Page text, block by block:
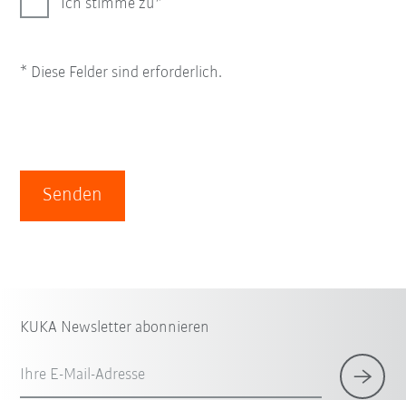
Ich stimme zu
* Diese Felder sind erforderlich.
Senden
KUKA Newsletter abonnieren
Ihre E-Mail-Adresse